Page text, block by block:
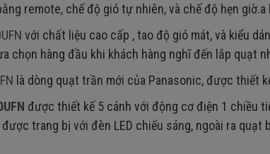
remote, chế độ gió tự nhiên, và chế độ hẹn
với chất liệu cao cấp , tao độ gió mát, và kiểu
chọn hàng đầu khi khách hàng nghĩ đến lắp quạt
là dòng quạt trần mới của Panasonic, được thiết
được thiết kế 5 cánh với động cơ điện 1 chiều
trang bị với đèn LED chiếu sáng, ngoài ra quạt